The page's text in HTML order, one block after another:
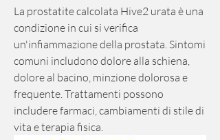
La prostatite calcolata Hive2 urata è una
condizione in cui si verifica
un'infiammazione della prostata. Sintomi
comuni includono dolore alla schiena,
dolore al bacino, minzione dolorosa e
frequente. Trattamenti possono
includere farmaci, cambiamenti di stile di
vita e terapia fisica.